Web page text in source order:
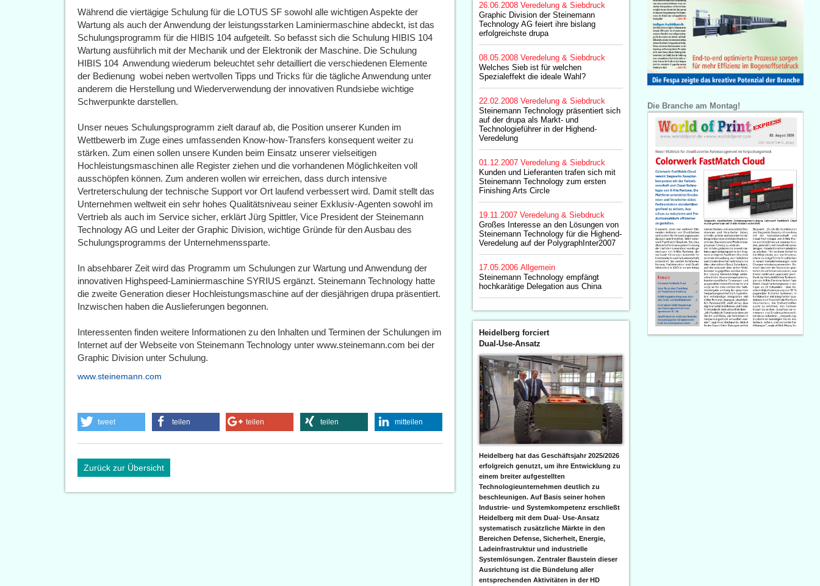
Während die viertägige Schulung für die LOTUS SF sowohl alle wichtigen Aspekte der
Wartung als auch der Anwendung der leistungsstarken Laminiermaschine abdeckt, ist das
Schulungsprogramm für die HIBIS 104 aufgeteilt. So befasst sich die Schulung HIBIS 104 
Wartung ausführlich mit der Mechanik und der Elektronik der Maschine. Die Schulung
HIBIS 104  Anwendung wiederum beleuchtet sehr detailliert die verschiedenen Elemente
der Bedienung  wobei neben wertvollen Tipps und Tricks für die tägliche Anwendung unter
anderem die Herstellung und Wiederverwendung der innovativen Rundsiebe wichtige
Schwerpunkte darstellen.
Unser neues Schulungsprogramm zielt darauf ab, die Position unserer Kunden im
Wettbewerb im Zuge eines umfassenden Know-how-Transfers konsequent weiter zu
stärken. Zum einen sollen unsere Kunden beim Einsatz unserer vielseitigen
Hochleistungsmaschinen alle Register ziehen und die vorhandenen Möglichkeiten voll
ausschöpfen können. Zum anderen wollen wir erreichen, dass durch intensive
Vertreterschulung der technische Support vor Ort laufend verbessert wird. Damit stellt das
Unternehmen weltweit ein sehr hohes Qualitätsniveau seiner Exklusiv-Agenten sowohl im
Vertrieb als auch im Service sicher, erklärt Jürg Spittler, Vice President der Steinemann
Technology AG und Leiter der Graphic Division, wichtige Gründe für den Ausbau des
Schulungsprogramms der Unternehmenssparte.
In absehbarer Zeit wird das Programm um Schulungen zur Wartung und Anwendung der
innovativen Highspeed-Laminiermaschine SYRIUS ergänzt. Steinemann Technology hatte
die zweite Generation dieser Hochleistungsmaschine auf der diesjährigen drupa präsentiert.
Inzwischen haben die Auslieferungen begonnen.
Interessenten finden weitere Informationen zu den Inhalten und Terminen der Schulungen im
Internet auf der Webseite von Steinemann Technology unter www.steinemann.com bei der
Graphic Division unter Schulung.
www.steinemann.com
tweet teilen teilen teilen mitteilen
Zurück zur Übersicht
26.06.2008 Veredelung & Siebdruck
Graphic Division der Steinemann
Technology AG feiert ihre bislang
erfolgreichste drupa
08.05.2008 Veredelung & Siebdruck
Welches Sieb ist für welchen
Spezialeffekt die ideale Wahl?
22.02.2008 Veredelung & Siebdruck
Steinemann Technology präsentiert sich
auf der drupa als Markt- und
Technologieführer in der Highend-
Veredelung
01.12.2007 Veredelung & Siebdruck
Kunden und Lieferanten trafen sich mit
Steinemann Technology zum ersten
Finishing Arts Circle
19.11.2007 Veredelung & Siebdruck
Großes Interesse an den Lösungen von
Steinemann Technology für die Highend-
Veredelung auf der PolygraphInter2007
17.05.2006 Allgemein
Steinemann Technology empfängt
hochkarätige Delegation aus China
Heidelberg forciert
Dual-Use-Ansatz
Heidelberg hat das Geschäftsjahr 2025/2026
erfolgreich genutzt, um ihre Entwicklung zu
einem breiter aufgestellten
Technologieunternehmen deutlich zu
beschleunigen. Auf Basis seiner hohen
Industrie- und Systemkompetenz erschließt
Heidelberg mit dem Dual- Use-Ansatz
systematisch zusätzliche Märkte in den
Bereichen Defense, Sicherheit, Energie,
Ladeinfrastruktur und industrielle
Systemlösungen. Zentraler Baustein dieser
Ausrichtung ist die Bündelung aller
entsprechenden Aktivitäten in der HD
Die Branche am Montag!